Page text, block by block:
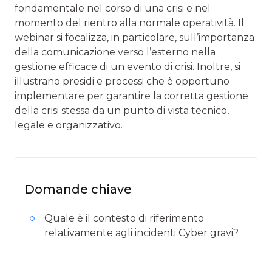
fondamentale nel corso di una crisi e nel
momento del rientro alla normale operatività. Il
webinar si focalizza, in particolare, sull’importanza
della comunicazione verso l’esterno nella
gestione efficace di un evento di crisi. Inoltre, si
illustrano presidi e processi che è opportuno
implementare per garantire la corretta gestione
della crisi stessa da un punto di vista tecnico,
legale e organizzativo.
Domande chiave
Quale è il contesto di riferimento
relativamente agli incidenti Cyber gravi?